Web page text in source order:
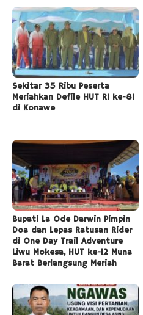
Sekitar 35 Ribu Peserta
Meriahkan Defile HUT RI ke-81
di Konawe
Bupati La Ode Darwin Pimpin
Doa dan Lepas Ratusan Rider
di One Day Trail Adventure
Liwu Mokesa, HUT ke-12 Muna
Barat Berlangsung Meriah